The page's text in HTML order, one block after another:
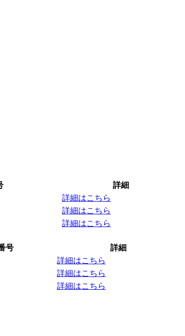
詳細
詳細はこちら
詳細はこちら
詳細はこちら
号
詳細
詳細はこちら
詳細はこちら
詳細はこちら